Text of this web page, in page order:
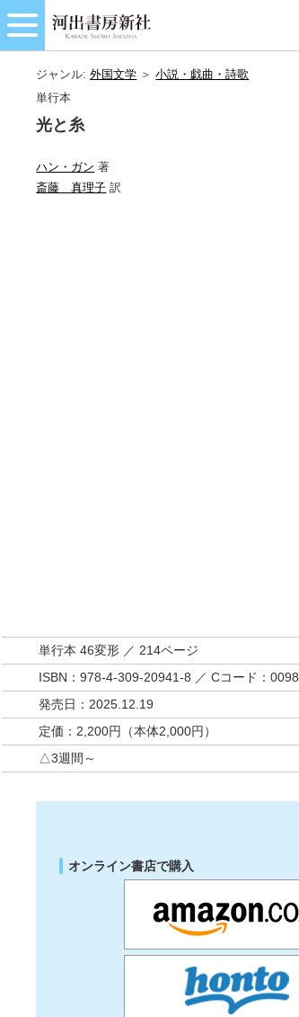
ジャンル:外国文学 ＞小説・戯曲・詩歌
単行本
光と糸
ハン・ガン 著
斎藤 真理子 訳
単行本 46変形 ／ 214ページ
ISBN：978-4-309-20941-8 ／ Cコード：0098
発売日：2025.12.19
定価：2,200円（本体2,000円）
△3週間～
オンライン書店で購入